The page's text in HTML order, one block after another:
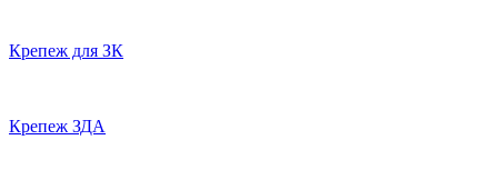
Крепеж для ЗК
Крепеж ЗДА